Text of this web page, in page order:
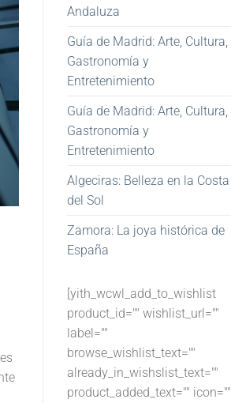
Andaluza
Guía de Madrid: Arte, Cultura,
Gastronomía y
Entretenimiento
Guía de Madrid: Arte, Cultura,
Gastronomía y
Entretenimiento
Algeciras: Belleza en la Costa
del Sol
Zamora: La joya histórica de
España
[yith_wcwl_add_to_wishlist
product_id="" wishlist_url=""
label=""
browse_wishlist_text=""
already_in_wishslist_text=""
product_added_text="" icon=""